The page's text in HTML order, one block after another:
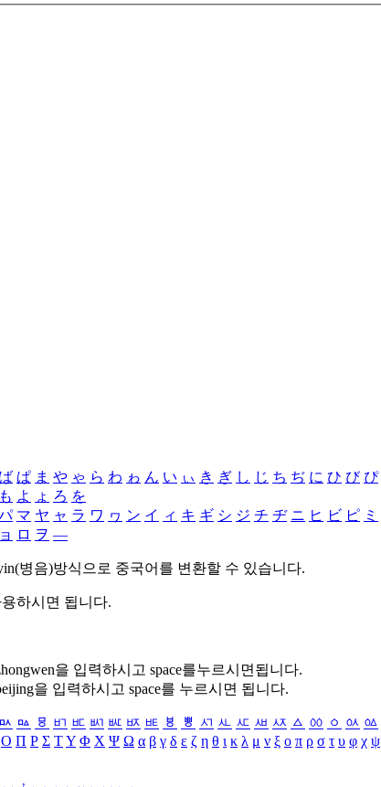
ば ぱ ま や ゃ ら わ ゎ ん い ぃ き ぎ し じ ち ぢ に ひ び ぴ
も よ ょ ろ を
マ ヤ ャ ラ ワ ヮ ン イ ィ キ ギ シ ジ チ ヂ ニ ヒ ビ ピ ミ
ョ ロ ヲ ―
병음)방식으로 중국어를 변환할 수 있습니다.
하시면 됩니다.
을 입력하시고 space를누르시면됩니다.
을 입력하시고 space를 누르시면 됩니다.
ㅯ ㅰ ㅱ ㅲ ㅳ ㅴ ㅵ ㅶ ㅷ ㅸ ㅹ ㅺ ㅻ ㅼ ㅽ ㅾ ㅿ ㆀ ㆁ ㆂ ㆃ
Ο Π Ρ Σ ΤΥ Φ Χ Ψ Ω α β γ δ ε ζ η θ ι κ λ μ ν ξ ο π ρ σ τ υ φ χ ψ